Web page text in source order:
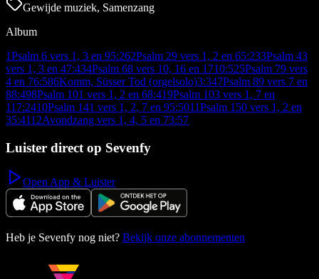
Gewijde muziek, Samenzang
Album
1Psalm 6 vers 1, 3 en 95:262Psalm 29 vers 1, 2 en 65:233Psalm 43
vers 1, 3 en 47:434Psalm 68 vers 10, 16 en 1710:525Psalm 79 vers
4 en 76:586Komm, Süsser Tod (orgelsolo)3:347Psalm 89 vers 7 en
88:498Psalm 101 vers 1, 2 en 68:419Psalm 103 vers 1, 7 en
11 7:2410Psalm 141 vers 1, 2, 7 en 95:5011Psalm 150 vers 1, 2 en
35:4112Avondzang vers 1, 4, 5 en 73:57
Luister direct op Sevenfy
Open App & Luister
Heb je Sevenfy nog niet? Bekijk onze abonnementen